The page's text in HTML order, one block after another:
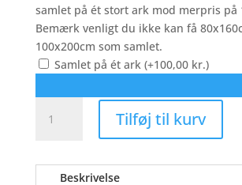
samlet på ét stort ark mod merpris på
Bemærk venligt du ikke kan få
100x200cm som samlet.
Samlet på ét ark (+100,00 kr.)
Wallsticker
Tilføj til kurv
Beskrivelse